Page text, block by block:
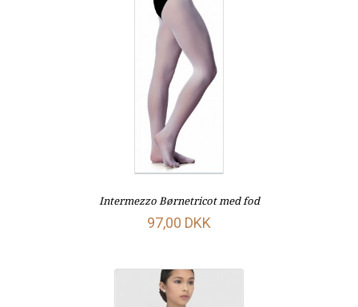
Intermezzo Børnetricot med fod
97,00 DKK